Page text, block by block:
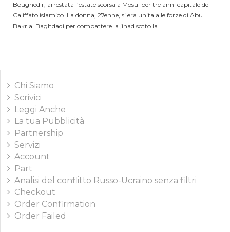
Boughedir, arrestata l’estate scorsa a Mosul per tre anni capitale del
Califfato islamico. La donna, 27enne, si era unita alle forze di Abu
Bakr al Baghdadi per combattere la jihad sotto la...
Chi Siamo
Scrivici
Leggi Anche
La tua Pubblicità
Partnership
Servizi
Account
Part
Analisi del conflitto Russo-Ucraino senza filtri
Checkout
Order Confirmation
Order Failed